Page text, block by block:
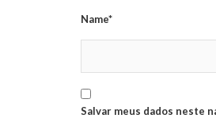
Name*
Salvar meus dados neste